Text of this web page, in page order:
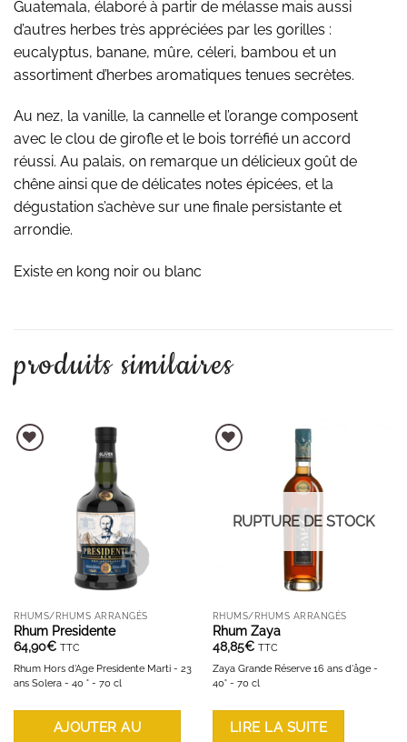
Guatemala, élaboré à partir de mélasse mais aussi
d’autres herbes très appréciées par les gorilles :
eucalyptus, banane, mûre, céleri, bambou et un
assortiment d’herbes aromatiques tenues secrètes.
Au nez, la vanille, la cannelle et l’orange composent
avec le clou de girofle et le bois torréfié un accord
réussi. Au palais, on remarque un délicieux goût de
chêne ainsi que de délicates notes épicées, et la
dégustation s’achève sur une finale persistante et
arrondie.
Existe en kong noir ou blanc
produits similaires
AJOUTER À LA LISTE D'ENVIES
RHUMS/RHUMS ARRANGÉS
Rhum Presidente
64,90€ TTC
Rhum Hors d'Age Presidente Marti - 23
ans Solera - 40 ° - 70 cl
AJOUTER AU
AJOUTER À LA LISTE D'ENVIES
RUPTURE DE STOCK
RHUMS/RHUMS ARRANGÉS
Rhum Zaya
48,85€ TTC
Zaya Grande Réserve 16 ans d'âge -
40° - 70 cl
LIRE LA SUITE